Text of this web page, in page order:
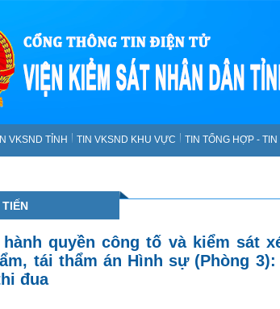
VKSND TỈNH TIN VKSND KHU VỰC TIN TỔNG HỢP - TIN
quyền công tố và kiểm sát
tái thẩm án Hình sự (Phòng
đua